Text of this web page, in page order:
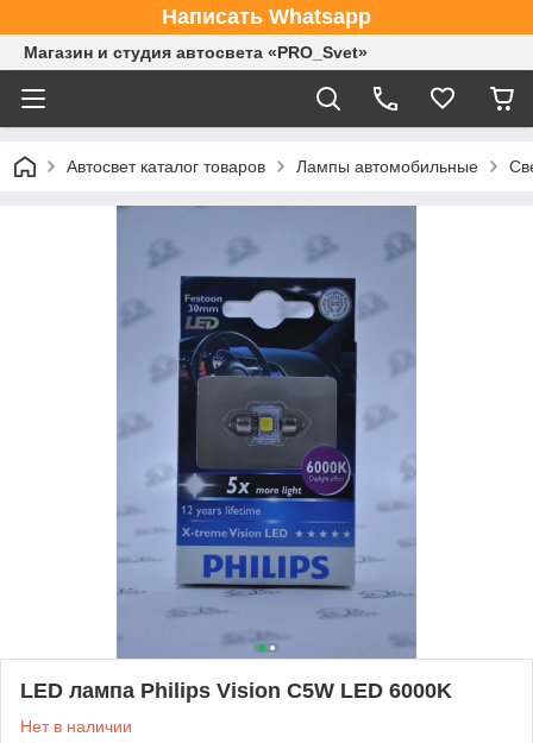
Написать Whatsapp
Магазин и студия автосвета «PRO_Svet»
Автосвет каталог товаров Лампы автомобильные
LED лампа Philips Vision C5W LED 6000K
Нет в наличии